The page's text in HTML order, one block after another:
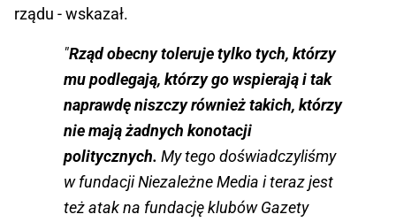
rządu - wskazał.
"Rząd obecny toleruje tylko tych, którzy
mu podlegają, którzy go wspierają i tak
naprawdę niszczy również takich, którzy
nie mają żadnych konotacji
politycznych. My tego doświadczyliśmy
w fundacji Niezależne Media i teraz jest
też atak na fundację klubów Gazety